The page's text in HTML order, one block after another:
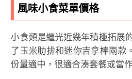
風味小食菜單價格
小食類是繼光近幾年積極拓展
了玉米肋排和迷你吉拿棒兩款
份量適中，很適合湊套餐或當